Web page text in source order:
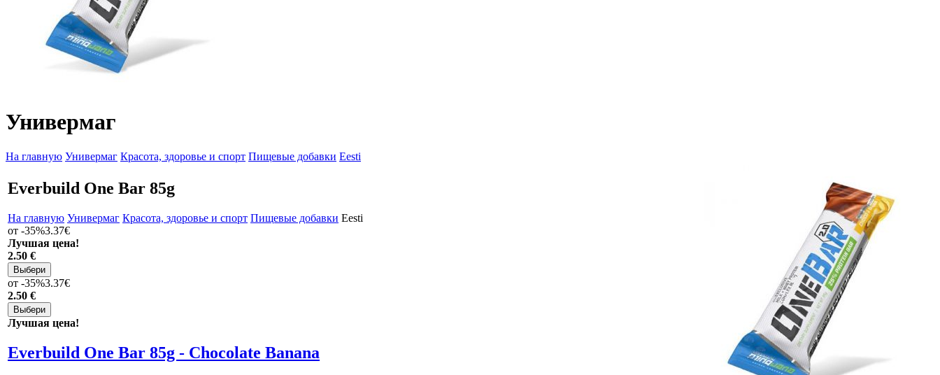
Универмаг
На главную Универмаг Красота, здоровье и спорт Пищевые добавки Eesti
Everbuild One Bar 85g
На главную Универмаг Красота, здоровье и спорт Пищевые добавки Eesti
от -35%3.37€
Лучшая цена!
2.50 €
от -35%3.37€
2.50 €
Лучшая цена!
Everbuild One Bar 85g - Chocolate Banana